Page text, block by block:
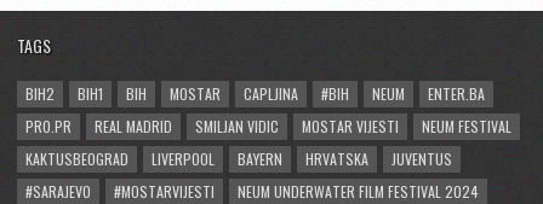
TAGS
BIH2 BIH1 BIH MOSTAR CAPLJINA #BIH NEUM
ENTER.BA
PRO.PR
REAL MADRID SMILJAN VIDIC MOSTAR VIJESTI
NEUM FESTIVAL
KAKTUSBEOGRAD
LIVERPOOL BAYERN HRVATSKA
JUVENTUS
#SARAJEVO
#MOSTARVIJESTI
NEUM UNDERWATER FILM FESTIVAL 2024